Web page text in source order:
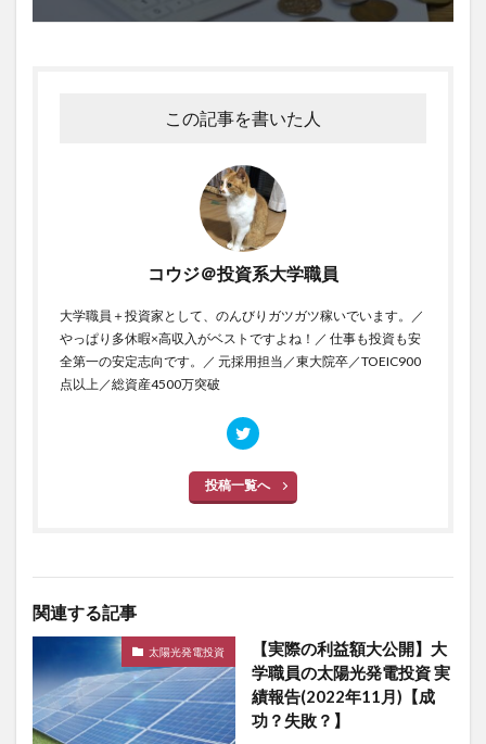
この記事を書いた人
コウジ＠投資系大学職員
大学職員＋投資家として、のんびりガツガツ稼いでいます。／
やっぱり多休暇×高収入がベストですよね！／ 仕事も投資も安
全第一の安定志向です。／ 元採用担当／東大院卒／TOEIC900
点以上／総資産4500万突破
投稿一覧へ
関連する記事
太陽光発電投資
【実際の利益額大公開】大
学職員の太陽光発電投資 実
績報告(2022年11月)【成
功？失敗？】